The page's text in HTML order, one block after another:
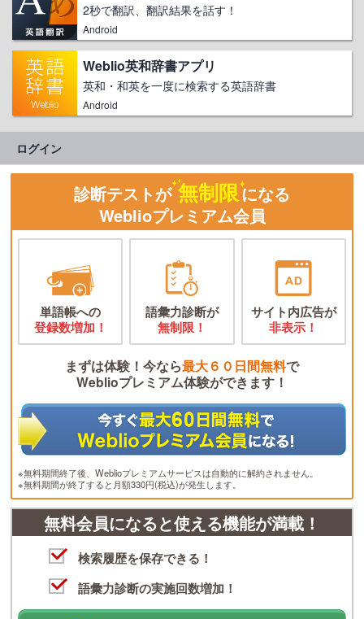
2秒で翻訳、翻訳結果を話す！
Android
Weblio英和辞書アプリ
英和・和英を一度に検索する英語辞書
Android
ログイン
診断テストが 無制限になる
Weblioプレミアム会員
単語帳への
登録数増加！
語彙力診断が
無制限！
サイト内広告が
非表示！
まずは体験！今なら最大６０日間無料で
Weblioプレミアム体験ができます！
※無料期間終了後、Weblioプレミアムサービスは自動的に解約されません。
※無料期間が終了すると月額330円(税込)が発生します。
無料会員になると使える機能が満載！
検索履歴を保存できる！
語彙力診断の実施回数増加！